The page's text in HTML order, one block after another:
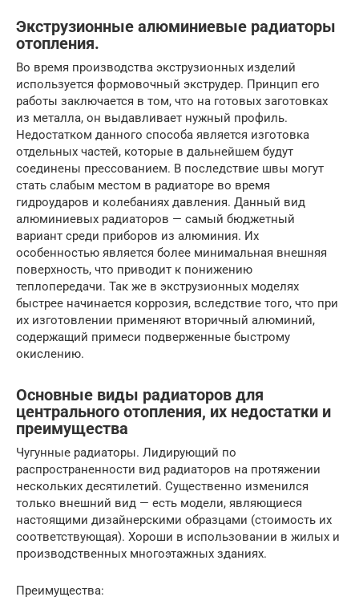
Экструзионные алюминиевые радиаторы
отопления.
Во время производства экструзионных изделий
используется формовочный экструдер. Принцип его
работы заключается в том, что на готовых заготовках
из металла, он выдавливает нужный профиль.
Недостатком данного способа является изготовка
отдельных частей, которые в дальнейшем будут
соединены прессованием. В последствие швы могут
стать слабым местом в радиаторе во время
гидроударов и колебаниях давления. Данный вид
алюминиевых радиаторов — самый бюджетный
вариант среди приборов из алюминия. Их
особенностью является более минимальная внешняя
поверхность, что приводит к понижению
теплопередачи. Так же в экструзионных моделях
быстрее начинается коррозия, вследствие того, что при
их изготовлении применяют вторичный алюминий,
содержащий примеси подверженные быстрому
окислению.
Основные виды радиаторов для
центрального отопления, их недостатки и
преимущества
Чугунные радиаторы. Лидирующий по
распространенности вид радиаторов на протяжении
нескольких десятилетий. Существенно изменился
только внешний вид — есть модели, являющиеся
настоящими дизайнерскими образцами (стоимость их
соответствующая). Хороши в использовании в жилых и
производственных многоэтажных зданиях.
Преимущества: